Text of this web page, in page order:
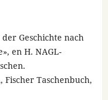
der Geschichte nach
en H. NAGL-
Fischer Taschenbuch,